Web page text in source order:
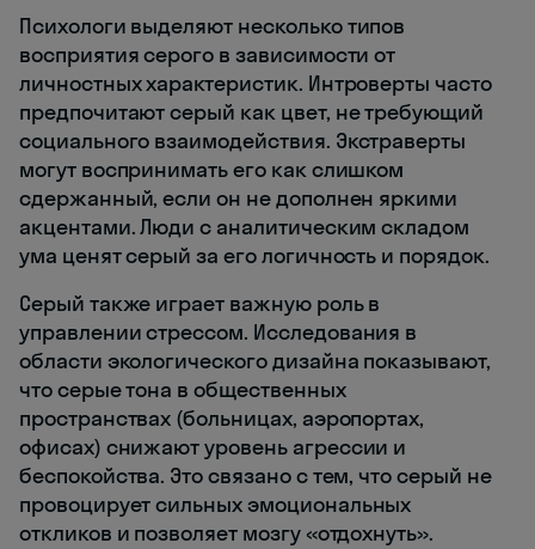
Психологи выделяют несколько типов
восприятия серого в зависимости от
личностных характеристик. Интроверты часто
предпочитают серый как цвет, не требующий
социального взаимодействия. Экстраверты
могут воспринимать его как слишком
сдержанный, если он не дополнен яркими
акцентами. Люди с аналитическим складом
ума ценят серый за его логичность и порядок.
Серый также играет важную роль в
управлении стрессом. Исследования в
области экологического дизайна показывают,
что серые тона в общественных
пространствах (больницах, аэропортах,
офисах) снижают уровень агрессии и
беспокойства. Это связано с тем, что серый не
провоцирует сильных эмоциональных
откликов и позволяет мозгу «отдохнуть».